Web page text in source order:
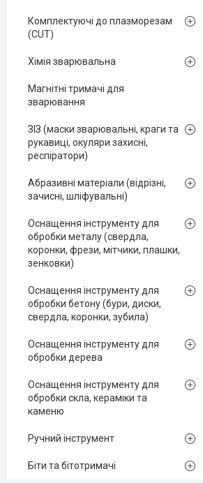
Комплектуючі до плазморезам
(CUT)
Хімія зварювальна
Магнітні тримачі для
зварювання
ЗІЗ (маски зварювальні, краги та
рукавиці, окуляри захисні,
респіратори)
Абразивні матеріали (відрізні,
зачисні, шліфувальні)
Оснащення інструменту для
обробки металу (свердла,
коронки, фрези, мітчики, плашки,
зенковки)
Оснащення інструменту для
обробки бетону (бури, диски,
свердла, коронки, зубила)
Оснащення інструменту для
обробки дерева
Оснащення інструменту для
обробки скла, кераміки та
каменю
Ручний інструмент
Біти та бітотримачі